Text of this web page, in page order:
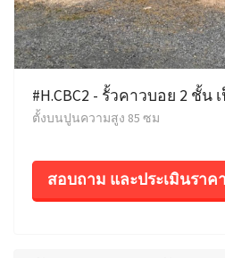
#H.CBC2 - รั้วคาวบอย 2 ชั้น
ตั้งบนปูนความสูง 85 ซม
สอบถาม และประเมินราคา